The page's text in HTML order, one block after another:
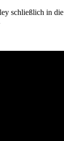
schließlich in die